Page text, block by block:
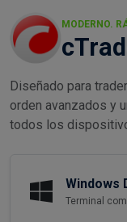
MODERNO.
Diseñado para
orden avanzados y
todos los
Windows
Terminal